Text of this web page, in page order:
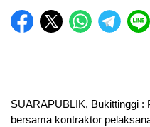
SUARAPUBLIK, Bukittinggi :
bersama kontraktor